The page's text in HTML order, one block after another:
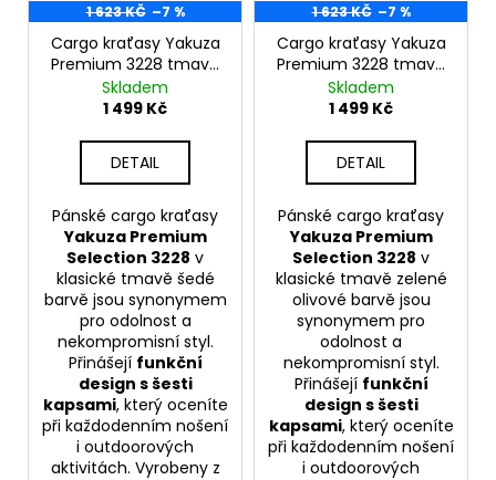
1 623 KČ –7 %
Cargo kraťasy Yakuza
Premium 3228 tmavě
šedé
Skladem
1 499 Kč
DETAIL
Pánské cargo kraťasy
Yakuza Premium
Selection 3228 v
klasické tmavě šedé
barvě jsou synonymem
pro odolnost a
nekompromisní styl.
Přinášejí funkční
design s šesti
kapsami, který oceníte
při každodenním nošení
i outdoorových
aktivitách. Vyrobeny z
1 623 KČ –7 %
Cargo kraťasy Yakuza
Premium 3228 tmavě
zelené
Skladem
1 499 Kč
DETAIL
Pánské cargo kraťasy
Yakuza Premium
Selection 3228 v
klasické tmavě zelené
olivové barvě jsou
synonymem pro
odolnost a
nekompromisní styl.
Přinášejí funkční
design s šesti
kapsami, který oceníte
při každodenním nošení
i outdoorových